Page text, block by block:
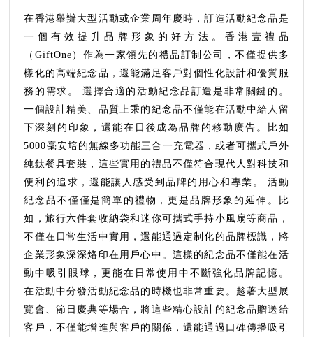
品
訂
造，
快
速
提
升
品
牌
形
象
的
秘
訣
在香港舉辦大型活動或企業周年慶時，訂造活動紀念品是
一個有效提升品牌形象的好方法。香港壹禮品
（GiftOne）作為一家領先的禮品訂制公司，不僅提供多
樣化的高端紀念品，還能滿足客戶對個性化設計和優質服
務的需求。 選擇合適的活動紀念品訂造是非常關鍵的。
一個設計精美、品質上乘的紀念品不僅能在活動中給人留
下深刻的印象，還能在日後成為品牌的移動廣告。比如
5000毫安培的無線多功能三合一充電器，或者可攜式戶外
純鈦餐具套裝，這些實用的禮品不僅符合現代人對科技和
便利的追求，還能讓人感受到品牌的用心和專業。 活動
紀念品不僅僅是簡單的禮物，更是品牌形象的延伸。比
如，旅行六件套收納袋和迷你可攜式手持小風扇等商品，
不僅在日常生活中實用，還能通過定制化的品牌標識，將
企業形象深深烙印在用戶心中。這樣的紀念品不僅能在活
動中吸引眼球，更能在日常使用中不斷強化品牌記憶。
在活動中分發活動紀念品的時機也非常重要。趁著大型展
覽會、節日慶典等場合，將這些精心設計的紀念品贈送給
客戶，不僅能增進與客戶的關係，還能通過口碑傳播吸引